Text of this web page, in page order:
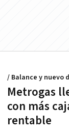
Metrogas
con más
rentable
/ Balance y nuevo